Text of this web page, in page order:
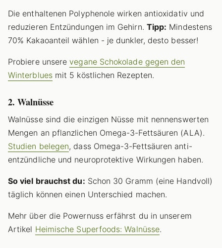
Die enthaltenen Polyphenole wirken antioxidativ und
reduzieren Entzündungen im Gehirn. Tipp: Mindestens
70% Kakaoanteil wählen - je dunkler, desto besser!
Probiere unserevegane Schokolade gegen den
Winterbluesmit 5 köstlichen Rezepten.
2. Walnüsse
Walnüsse sind die einzigen Nüsse mit nennenswerten
Mengen an pflanzlichen Omega-3-Fettsäuren (ALA).
Studien belegen, dass Omega-3-Fettsäuren anti-
entzündliche und neuroprotektive Wirkungen haben.
So viel brauchst du: Schon 30 Gramm (eine Handvoll)
täglich können einen Unterschied machen.
Mehr über die Powernuss erfährst du in unserem
Artikel Heimische Superfoods: Walnüsse.